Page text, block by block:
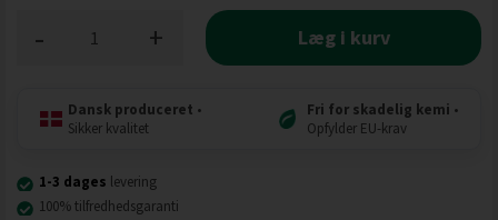
+
- Læg i kurv
Dansk produceret •
Sikker kvalitet
Fri for skadelig kemi •
Opfylder EU-krav
1-3 dages levering
100% tilfredhedsgaranti